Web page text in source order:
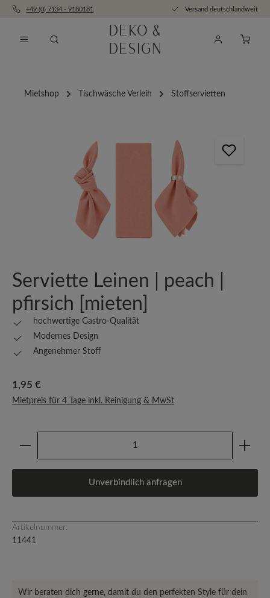
Zum Hauptinhalt springen
+49 (0) 7134 - 9180181 Versand deutschlandweit
Mietshop Tischwäsche Verleih Stoffservietten
Serviette Leinen | peach |
pfirsich [mieten]
hochwertige Gastro-Qualität
Modernes Design
Angenehmer Stoff
Regulärer Preis:
1,95 €
Mietpreis für 4 Tage inkl. Reinigung & MwSt
Produkt Anzahl: Gib den gewünschten Wert ein
Unverbindlich anfragen
Artikelnummer:
11441
Wir beraten dich gerne, damit du den perfekten Style für dein